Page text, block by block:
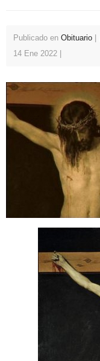
Publicado en Obituario
14 Ene 2022